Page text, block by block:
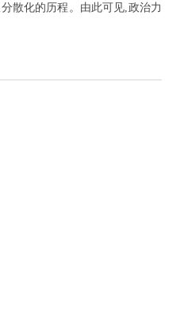
散化的历程。由此可见,政治力